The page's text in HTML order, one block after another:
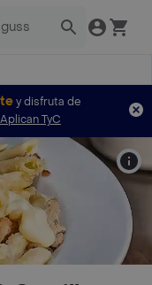
y disfruta de
Aplican TyC